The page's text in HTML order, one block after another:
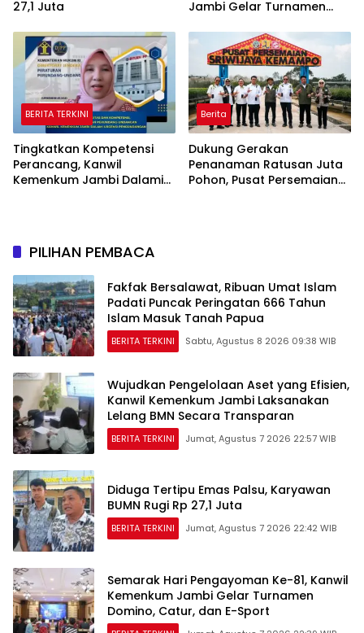
27,1 Juta
Jambi Gelar Turnamen
BERITA TERKINI
Tingkatkan Kompetensi
Perancang, Kanwil
Kemenkum Jambi Dalami
Berita
Dukung Gerakan
Penanaman Ratusan Juta
Pohon, Pusat Persemaian
PILIHAN PEMBACA
Fakfak Bersalawat, Ribuan Umat Islam
Padati Puncak Peringatan 666 Tahun
Islam Masuk Tanah Papua
BERITA TERKINI Sabtu, Agustus 8 2026 09:38 WIB
Wujudkan Pengelolaan Aset yang Efisien,
Kanwil Kemenkum Jambi Laksanakan
Lelang BMN Secara Transparan
BERITA TERKINI Jumat, Agustus 7 2026 22:57 WIB
Diduga Tertipu Emas Palsu, Karyawan
BUMN Rugi Rp 27,1 Juta
BERITA TERKINI Jumat, Agustus 7 2026 22:42 WIB
Semarak Hari Pengayoman Ke-81, Kanwil
Kemenkum Jambi Gelar Turnamen
Domino, Catur, dan E-Sport